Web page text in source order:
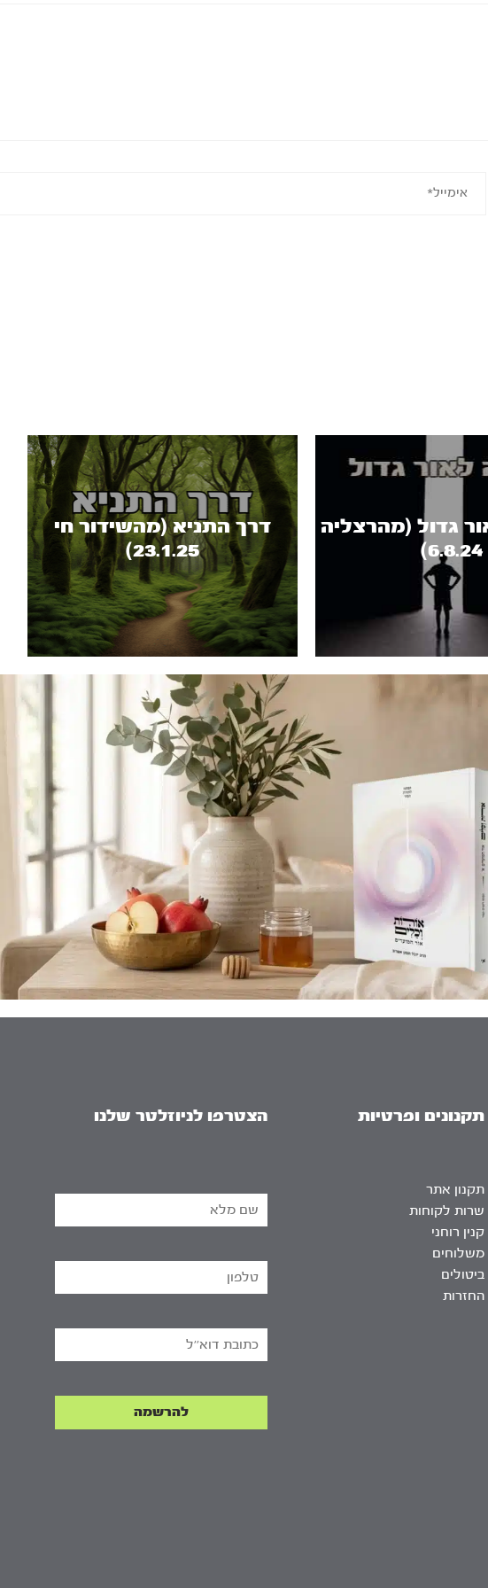
גדול (מהרצליה
6.8.24)
דרך התניא (מהשידור חי
23.1.25)
תקנונים ופרטיות
תקנון אתר
שרות לקוחות
קנין רוחני
משלוחים
ביטולים
החזרות
הצטרפו לניוזלטר שלנו